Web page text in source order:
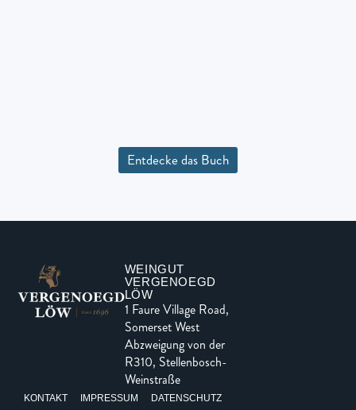
Entdecke das Buch
WEINGUT
VERGENOEGD
LÖW
1 Faure Village Road,
Somerset West
Abzweigung von der
R310, Stellenbosch-
Weinstraße
KONTAKT IMPRESSUM DATENSCHUTZ